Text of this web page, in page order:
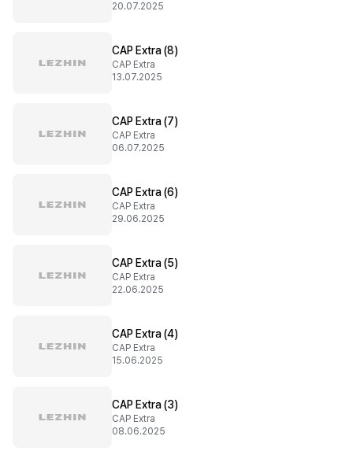
20.07.2025
CAP Extra (8)
CAP Extra
13.07.2025
CAP Extra (7)
CAP Extra
06.07.2025
CAP Extra (6)
CAP Extra
29.06.2025
CAP Extra (5)
CAP Extra
22.06.2025
CAP Extra (4)
CAP Extra
15.06.2025
CAP Extra (3)
CAP Extra
08.06.2025